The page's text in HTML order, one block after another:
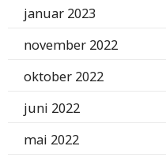
januar 2023
november 2022
oktober 2022
juni 2022
mai 2022